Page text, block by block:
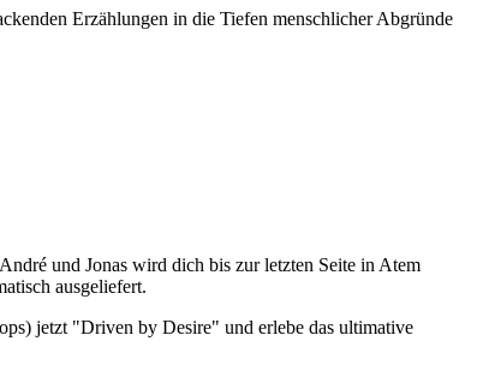
Erzählungen in die Tiefen menschlicher Abgründe
und Jonas wird dich bis zur letzten Seite in Atem
ausgeliefert.
jetzt "Driven by Desire" und erlebe das ultimative